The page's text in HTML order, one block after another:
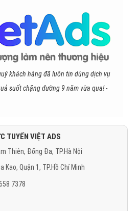
khách hàng đã luôn tin dùng dịch vụ
suốt chặng đường 9 năm vừa qua! -
TUYẾN VIỆT ADS
Thiên, Đống Đa, TP.Hà Nội
Kao, Quận 1, TP.Hồ Chí Minh
7378